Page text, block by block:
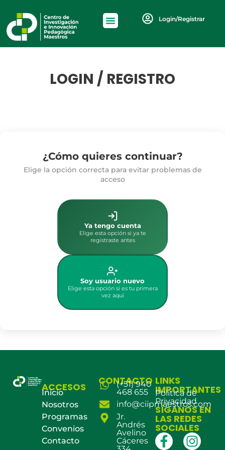
Login/Registrar
LOGIN / REGISTRO
¿Cómo quieres continuar?
Elige la opción correcta para evitar problemas de
acceso
Ya tengo cuenta
Elige esta opción si ya te
registraste antes
Soy usuario nuevo
Elige esta opción si es tu primera
vez aquí
ACCESOS
Inicio
Nosotros
Programas
Convenios
Contacto
CONTACTO
(+51) 940
468 655
info@ciipmaestros.com
Jr.
Andrés
Avelino
Cáceres
LINKS
IMPORTANTES
Política de
Privacidad
SÍGANOS EN
LAS REDES
SOCIALES